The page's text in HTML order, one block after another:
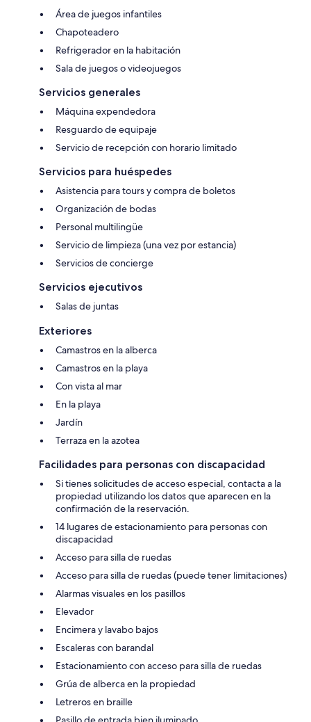
Área de juegos infantiles
Chapoteadero
Refrigerador en la habitación
Sala de juegos o videojuegos
Servicios generales
Máquina expendedora
Resguardo de equipaje
Servicio de recepción con horario limitado
Servicios para huéspedes
Asistencia para tours y compra de boletos
Organización de bodas
Personal multilingüe
Servicio de limpieza (una vez por estancia)
Servicios de concierge
Servicios ejecutivos
Salas de juntas
Exteriores
Camastros en la alberca
Camastros en la playa
Con vista al mar
En la playa
Jardín
Terraza en la azotea
Facilidades para personas con discapacidad
Si tienes solicitudes de acceso especial, contacta a la
propiedad utilizando los datos que aparecen en la
confirmación de la reservación.
14 lugares de estacionamiento para personas con
discapacidad
Acceso para silla de ruedas
Acceso para silla de ruedas (puede tener limitaciones)
Alarmas visuales en los pasillos
Elevador
Encimera y lavabo bajos
Escaleras con barandal
Estacionamiento con acceso para silla de ruedas
Grúa de alberca en la propiedad
Letreros en braille